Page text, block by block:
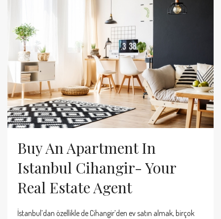
Buy An Apartment In
Istanbul Cihangir- Your
Real Estate Agent
İstanbul’dan özellikle de Cihangir’den ev satın almak, birçok